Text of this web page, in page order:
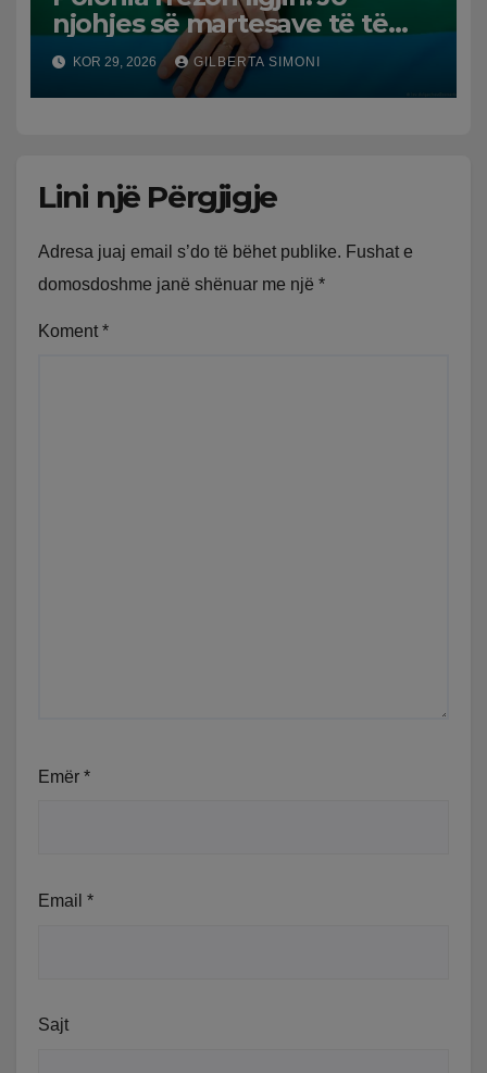
njohjes së martesave të të
njëjtit seks
KOR 29, 2026 GILBERTA SIMONI
Lini një Përgjigje
Adresa juaj email s’do të bëhet publike. Fushat e
domosdoshme janë shënuar me një *
Koment *
Emër *
Email *
Sajt